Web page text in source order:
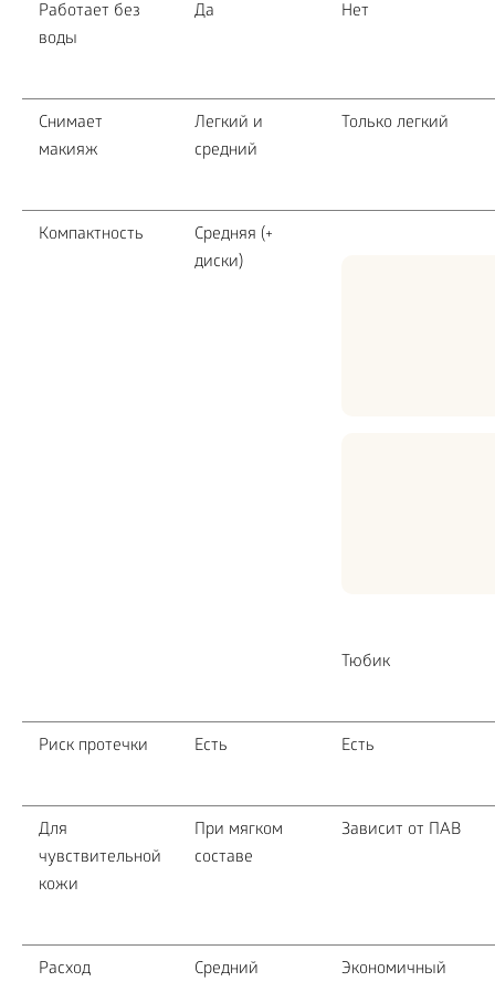
Работает без
воды
Да Нет
Снимает
макияж
Легкий и
средний
Только легкий
Компактность
Средняя (+
диски)
Тюбик
Риск протечки Есть Есть
Для
чувствительной
кожи
При мягком
составе
Зависит от ПАВ
Расход Средний Экономичный